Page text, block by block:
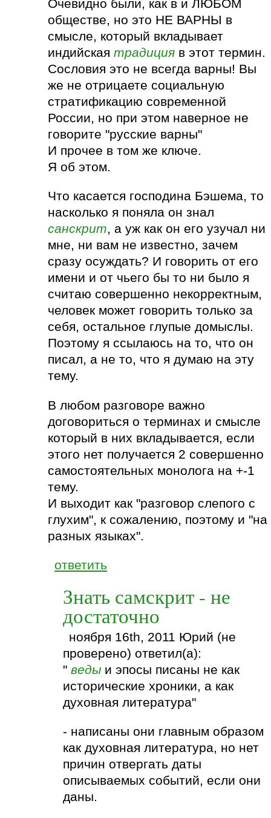
Очевидно были, как в и ЛЮБОМ
обществе, но это НЕ ВАРНЫ в
смысле, который вкладывает
индийскаятрадиция в этот термин.
Сословия это не всегда варны! Вы
же не отрицаете социальную
стратификацию современной
России, но при этом наверное не
говорите "русские варны"
И прочее в том же ключе.
Я об этом.
Что касается господина Бэшема, то
насколько я поняла он знал
санскрит, а уж как он его узучал ни
мне, ни вам не известно, зачем
сразу осуждать? И говорить от его
имени и от чьего бы то ни было я
считаю совершенно некорректным,
человек может говорить только за
себя, остальное глупые домыслы.
Поэтому я ссылаюсь на то, что он
писал, а не то, что я думаю на эту
тему.
В любом разговоре важно
договориться о терминах и смысле
который в них вкладывается, если
этого нет получается 2 совершенно
самостоятельных монолога на +-1
тему.
И выходит как "разговор слепого с
глухим", к сожалению, поэтому и "на
разных языках".
ответить
Знать самскрит - не
достаточно
ноября 16th, 2011 Юрий (не
проверено) ответил(а):
"веды и эпосы писаны не как
исторические хроники, а как
духовная литература"
- написаны они главным образом
как духовная литература, но нет
причин отвергать даты
описываемых событий, если они
даны.